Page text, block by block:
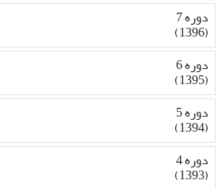
دوره 7
(1396)
دوره 6
(1395)
دوره 5
(1394)
دوره 4
(1393)